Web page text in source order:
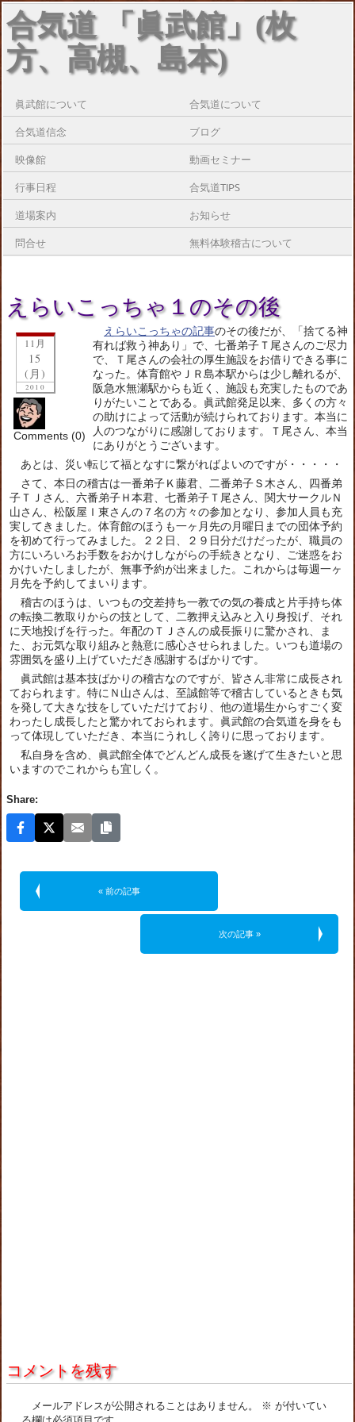
合気道 「眞武館」(枚
方、高槻、島本)
眞武館について 合気道について
合気道信念 ブログ
映像館 動画セミナー
行事日程 合気道TIPS
道場案内 お知らせ
問合せ 無料体験稽古について
えらいこっちゃ１のその後
11月
15
(月)
2010
Comments (0)
えらいこっちゃの記事のその後だが、「捨てる神
有れば救う神あり」で、七番弟子Ｔ尾さんのご尽力
で、Ｔ尾さんの会社の厚生施設をお借りできる事に
なった。体育館やＪＲ島本駅からは少し離れるが、
阪急水無瀬駅からも近く、施設も充実したものであ
りがたいことである。眞武館発足以来、多くの方々
の助けによって活動が続けられております。本当に
人のつながりに感謝しております。Ｔ尾さん、本当
にありがとうございます。
あとは、災い転じて福となすに繋がればよいのですが・・・・・
さて、本日の稽古は一番弟子Ｋ藤君、二番弟子Ｓ木さん、四番弟
子ＴＪさん、六番弟子Ｈ本君、七番弟子Ｔ尾さん、関大サークルＮ
山さん、松阪屋Ｉ東さんの７名の方々の参加となり、参加人員も充
実してきました。体育館のほうも一ヶ月先の月曜日までの団体予約
を初めて行ってみました。２２日、２９日分だけだったが、職員の
方にいろいろお手数をおかけしながらの手続きとなり、ご迷惑をお
かけいたしましたが、無事予約が出来ました。これからは毎週一ヶ
月先を予約してまいります。
稽古のほうは、いつもの交差持ち一教での気の養成と片手持ち体
の転換二教取りからの技として、二教押え込みと入り身投げ、それ
に天地投げを行った。年配のＴＪさんの成長振りに驚かされ、ま
た、お元気な取り組みと熱意に感心させられました。いつも道場の
雰囲気を盛り上げていただき感謝するばかりです。
眞武館は基本技ばかりの稽古なのですが、皆さん非常に成長され
ておられます。特にＮ山さんは、至誠館等で稽古しているときも気
を発して大きな技をしていただけており、他の道場生からすごく変
わったし成長したと驚かれておられます。眞武館の合気道を身をも
って体現していただき、本当にうれしく誇りに思っております。
私自身を含め、眞武館全体でどんどん成長を遂げて生きたいと思
いますのでこれからも宜しく。
Share:
« 前の記事
次の記事 »
コメントを残す
メールアドレスが公開されることはありません。 ※ が付いてい